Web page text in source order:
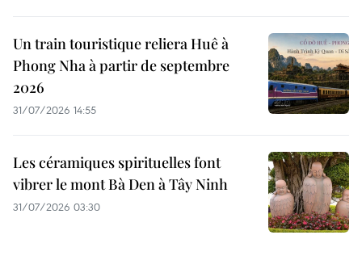
Un train touristique reliera Huê à
Phong Nha à partir de septembre
2026
31/07/2026 14:55
Les céramiques spirituelles font
vibrer le mont Bà Den à Tây Ninh
31/07/2026 03:30